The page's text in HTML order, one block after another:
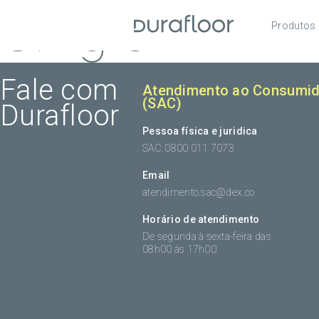
Produtos
Single
Fale com
Durafloor
Atendimento ao
(SAC)
Pessoa física e juridica
SAC: 0800 011 7073
Email
atendimento.sac@dex.co
Horário de atendimento
De segunda à sexta-feira das
08h00 às 17h00